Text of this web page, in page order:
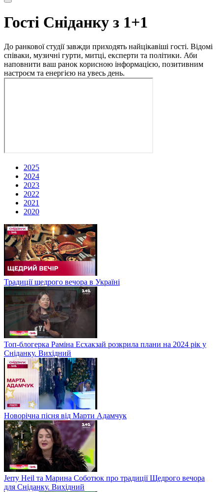
Гості Сніданку з 1+1
До ранкової студії завжди приходять найцікавіші гості. Відомі
співаки, музичні гурти, митці, експерти та політики. Аби
наповнити ваш ранок корисною інформацією, позитивним
настроєм та енергією на увесь день.
2025
2024
2023
2022
2021
2020
Традиції щедрого вечора в Україні
Топ-блогерка Раміна Есхакзай розкрила плани на 2024 рік у
Сніданку. Вихідний
Новорічна пісня від Марти Адамчук
Jerry Heil та Марина Соботюк про традиції Щедрого вечора
для Сніданку. Вихідний